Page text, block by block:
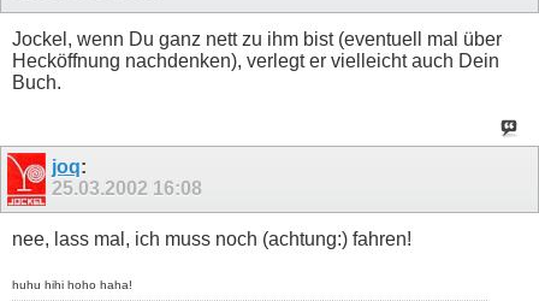
Jockel, wenn Du ganz nett zu ihm bist (eventuell mal über
Hecköffnung nachdenken), verlegt er vielleicht auch Dein
Buch.
joq:
25.03.2002 16:08
nee, lass mal, ich muss noch (achtung:) fahren!
huhu hihi hoho haha!